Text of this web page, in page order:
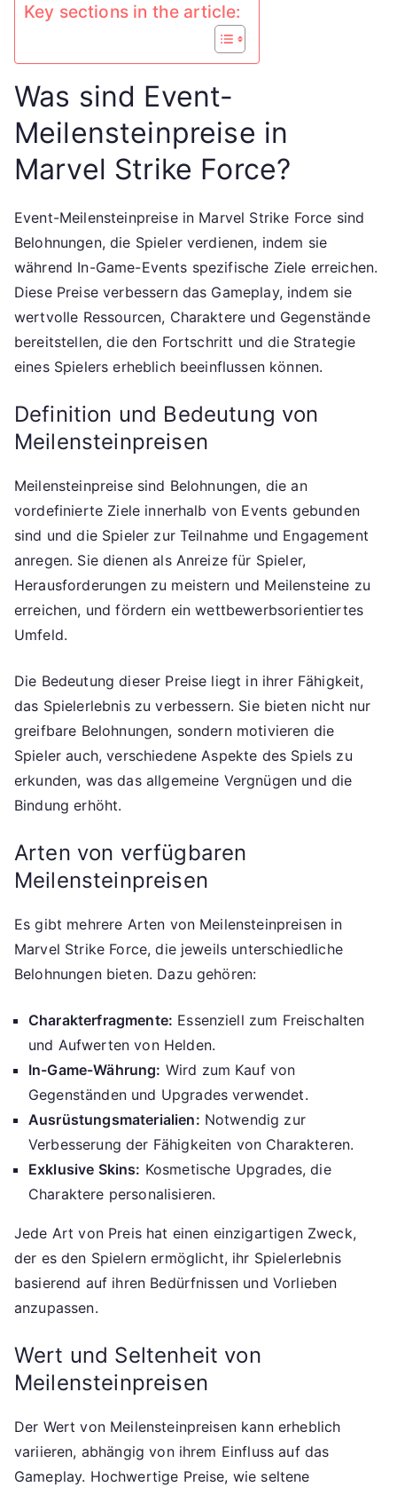
Key sections in the article:
Was sind Event-
Meilensteinpreise in
Marvel Strike Force?
Event-Meilensteinpreise in Marvel Strike Force sind
Belohnungen, die Spieler verdienen, indem sie
während In-Game-Events spezifische Ziele erreichen.
Diese Preise verbessern das Gameplay, indem sie
wertvolle Ressourcen, Charaktere und Gegenstände
bereitstellen, die den Fortschritt und die Strategie
eines Spielers erheblich beeinflussen können.
Definition und Bedeutung von
Meilensteinpreisen
Meilensteinpreise sind Belohnungen, die an
vordefinierte Ziele innerhalb von Events gebunden
sind und die Spieler zur Teilnahme und Engagement
anregen. Sie dienen als Anreize für Spieler,
Herausforderungen zu meistern und Meilensteine zu
erreichen, und fördern ein wettbewerbsorientiertes
Umfeld.
Die Bedeutung dieser Preise liegt in ihrer Fähigkeit,
das Spielerlebnis zu verbessern. Sie bieten nicht nur
greifbare Belohnungen, sondern motivieren die
Spieler auch, verschiedene Aspekte des Spiels zu
erkunden, was das allgemeine Vergnügen und die
Bindung erhöht.
Arten von verfügbaren
Meilensteinpreisen
Es gibt mehrere Arten von Meilensteinpreisen in
Marvel Strike Force, die jeweils unterschiedliche
Belohnungen bieten. Dazu gehören:
Charakterfragmente: Essenziell zum Freischalten
und Aufwerten von Helden.
In-Game-Währung: Wird zum Kauf von
Gegenständen und Upgrades verwendet.
Ausrüstungsmaterialien: Notwendig zur
Verbesserung der Fähigkeiten von Charakteren.
Exklusive Skins: Kosmetische Upgrades, die
Charaktere personalisieren.
Jede Art von Preis hat einen einzigartigen Zweck,
der es den Spielern ermöglicht, ihr Spielerlebnis
basierend auf ihren Bedürfnissen und Vorlieben
anzupassen.
Wert und Seltenheit von
Meilensteinpreisen
Der Wert von Meilensteinpreisen kann erheblich
variieren, abhängig von ihrem Einfluss auf das
Gameplay. Hochwertige Preise, wie seltene